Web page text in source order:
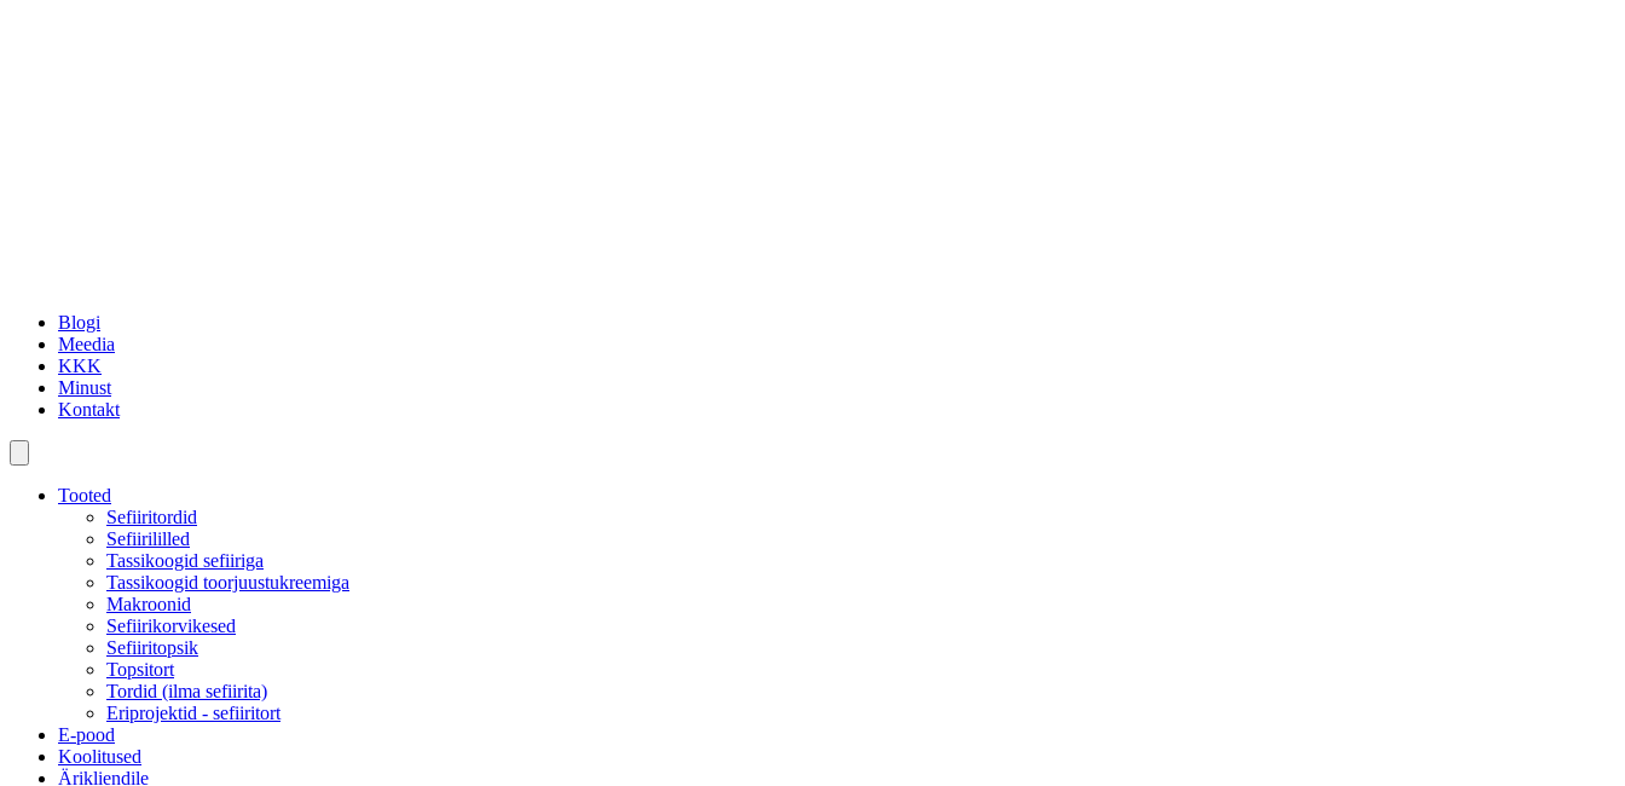
Blogi
Meedia
KKK
Minust
Kontakt
Tooted
Sefiiritordid
Sefiirililled
Tassikoogid sefiiriga
Tassikoogid toorjuustukreemiga
Makroonid
Sefiirikorvikesed
Sefiiritopsik
Topsitort
Tordid (ilma sefiirita)
Eriprojektid - sefiiritort
E-pood
Koolitused
Ärikliendile